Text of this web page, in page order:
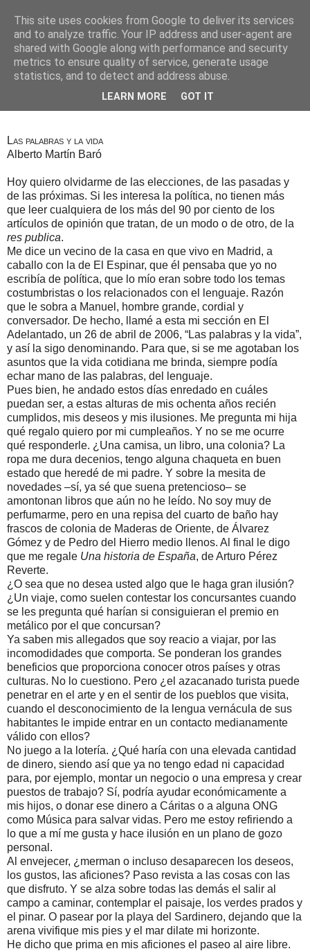
Alberto Martín Baró
19 de mayo de 2019
Deseos, gustos y aficiones
Las palabras y la vida
Alberto Martín Baró
Hoy quiero olvidarme de las elecciones, de las pasadas y
de las próximas. Si les interesa la política, no tienen más
que leer cualquiera de los más del 90 por ciento de los
artículos de opinión que tratan, de un modo o de otro, de la
res publica.
Me dice un vecino de la casa en que vivo en Madrid, a
caballo con la de El Espinar, que él pensaba que yo no
escribía de política, que lo mío eran sobre todo los temas
costumbristas o los relacionados con el lenguaje. Razón
que le sobra a Manuel, hombre grande, cordial y
conversador. De hecho, llamé a esta mi sección en El
Adelantado, un 26 de abril de 2006, “Las palabras y la vida”,
y así la sigo denominando. Para que, si se me agotaban los
asuntos que la vida cotidiana me brinda, siempre podía
echar mano de las palabras, del lenguaje.
Pues bien, he andado estos días enredado en cuáles
puedan ser, a estas alturas de mis ochenta años recién
cumplidos, mis deseos y mis ilusiones. Me pregunta mi hija
qué regalo quiero por mi cumpleaños. Y no se me ocurre
qué responderle. ¿Una camisa, un libro, una colonia? La
ropa me dura decenios, tengo alguna chaqueta en buen
estado que heredé de mi padre. Y sobre la mesita de
novedades –sí, ya sé que suena pretencioso– se
amontonan libros que aún no he leído. No soy muy de
perfumarme, pero en una repisa del cuarto de baño hay
frascos de colonia de Maderas de Oriente, de Álvarez
Gómez y de Pedro del Hierro medio llenos. Al final le digo
que me regale Una historia de España, de Arturo Pérez
Reverte.
¿O sea que no desea usted algo que le haga gran ilusión?
¿Un viaje, como suelen contestar los concursantes cuando
se les pregunta qué harían si consiguieran el premio en
metálico por el que concursan?
Ya saben mis allegados que soy reacio a viajar, por las
incomodidades que comporta. Se ponderan los grandes
beneficios que proporciona conocer otros países y otras
culturas. No lo cuestiono. Pero ¿el azacanado turista puede
penetrar en el arte y en el sentir de los pueblos que visita,
cuando el desconocimiento de la lengua vernácula de sus
habitantes le impide entrar en un contacto medianamente
válido con ellos?
No juego a la lotería. ¿Qué haría con una elevada cantidad
de dinero, siendo así que ya no tengo edad ni capacidad
para, por ejemplo, montar un negocio o una empresa y crear
puestos de trabajo? Sí, podría ayudar económicamente a
mis hijos, o donar ese dinero a Cáritas o a alguna ONG
como Música para salvar vidas. Pero me estoy refiriendo a
lo que a mí me gusta y hace ilusión en un plano de gozo
personal.
Al envejecer, ¿merman o incluso desaparecen los deseos,
los gustos, las aficiones? Paso revista a las cosas con las
que disfruto. Y se alza sobre todas las demás el salir al
campo a caminar, contemplar el paisaje, los verdes prados y
el pinar. O pasear por la playa del Sardinero, dejando que la
arena vivifique mis pies y el mar dilate mi horizonte.
He dicho que prima en mis aficiones el paseo al aire libre.
This site uses cookies from Google to deliver its services
and to analyze traffic. Your IP address and user-agent are
shared with Google along with performance and security
metrics to ensure quality of service, generate usage
statistics, and to detect and address abuse.
LEARN MORE GOT IT